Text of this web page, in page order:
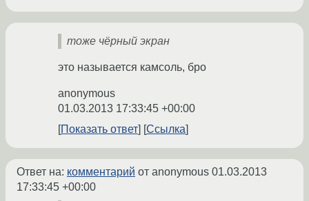
тоже чёрный экран
это называется камсоль, бро
anonymous
01.03.2013 17:33:45 +00:00
Показать ответ
Ссылка
Ответ на: комментарий от anonymous 01.03.2013
17:33:45 +00:00